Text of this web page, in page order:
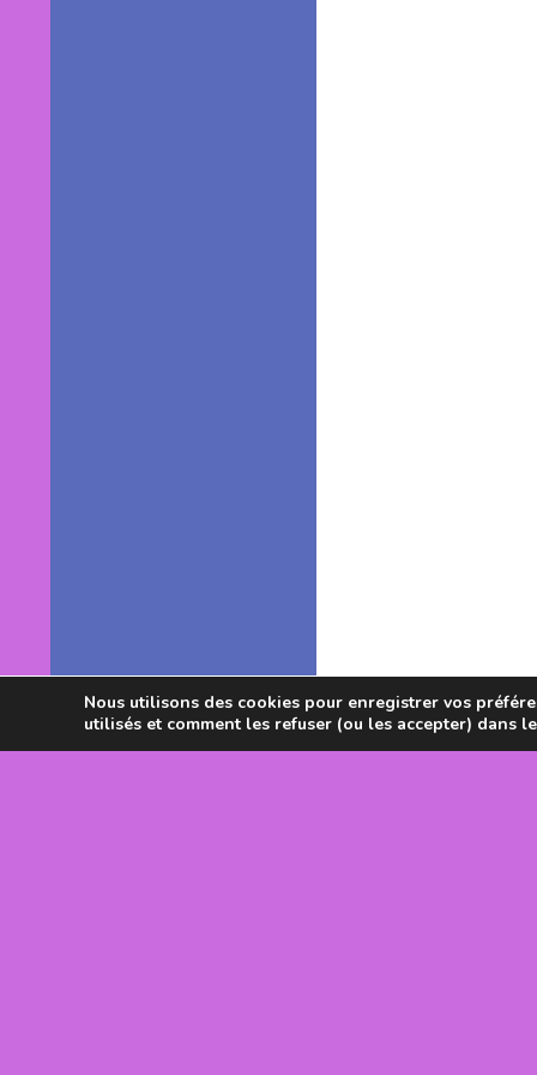
Nous utilisons des cookies pour enregistrer vos
utilisés et comment les refuser (ou les accepter) dans